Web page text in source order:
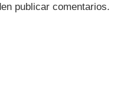
publicar comentarios.